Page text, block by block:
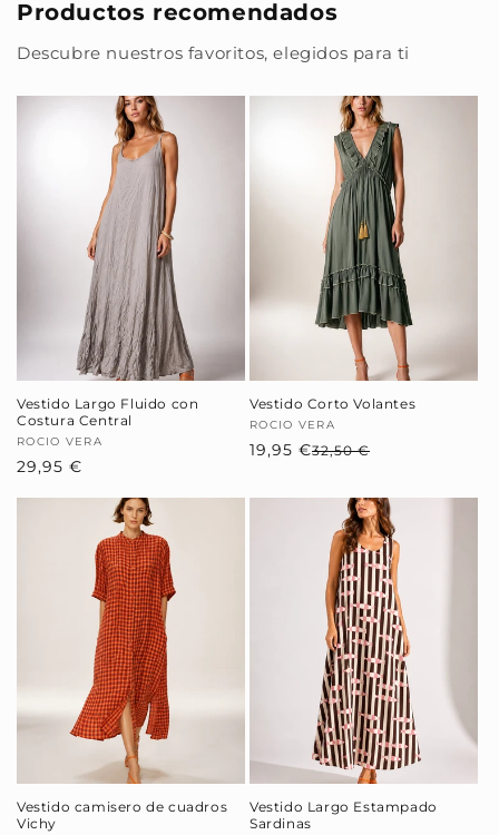
Productos recomendados
Descubre nuestros favoritos, elegidos para ti
Vestido Largo Fluido con
Costura Central
Proveedor:
ROCIO VERA
Precio
29,95 €
Vestido Corto Volantes
Proveedor:
ROCIO VERA
32,50 €
oferta
19,95 €
Vestido camisero de cuadros
Vichy
Vestido Largo Estampado
Sardinas